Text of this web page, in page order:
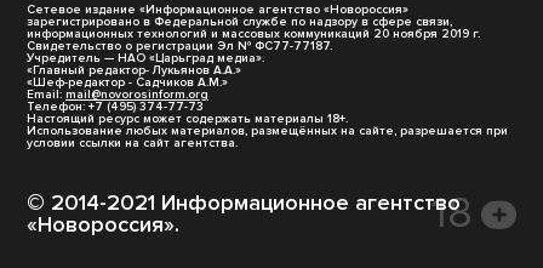
Сетевое издание «Информационное агентство «Новороссия»
зарегистрировано в Федеральной службе по надзору в сфере связи,
информационных технологий и массовых коммуникаций 20 ноября 2019 г.
Свидетельство о регистрации Эл № ФС77-77187.
Учредитель — НАО «Царьград медиа».
«Главный редактор- Лукьянов А.А.»
«Шеф-редактор - Садчиков А.М.»
Email: mail@novorosinform.org
Телефон: +7 (495) 374-77-73
Настоящий ресурс может содержать материалы 18+.
Использование любых материалов, размещённых на сайте, разрешается при
условии ссылки на сайт агентства.
© 2014-2021 Информационное агентство
«Новороссия».